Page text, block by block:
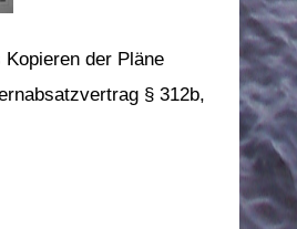
der Pläne
§ 312b,